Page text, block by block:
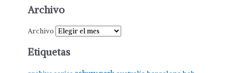
Archivo
Archivo
Etiquetas